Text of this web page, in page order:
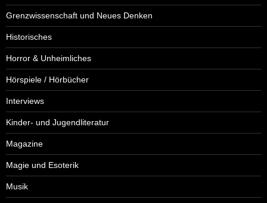
Grenzwissenschaft und Neues Denken
Historisches
Horror & Unheimliches
Hörspiele / Hörbücher
Interviews
Kinder- und Jugendliteratur
Magazine
Magie und Esoterik
Musik